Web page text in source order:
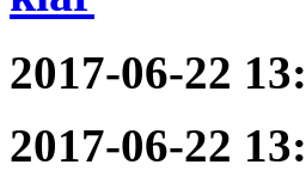
2017-06-22
2017-06-22